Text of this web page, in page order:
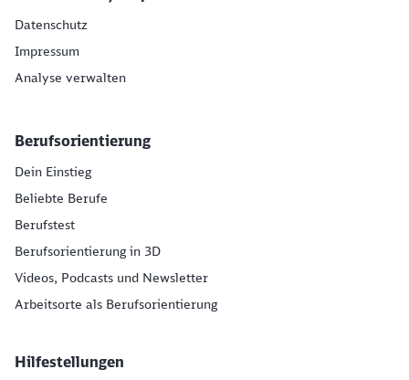
Datenschutz
Impressum
Analyse verwalten
Berufsorientierung
Dein Einstieg
Beliebte Berufe
Berufstest
Berufsorientierung in 3D
Videos, Podcasts und Newsletter
Arbeitsorte als Berufsorientierung
Hilfestellungen